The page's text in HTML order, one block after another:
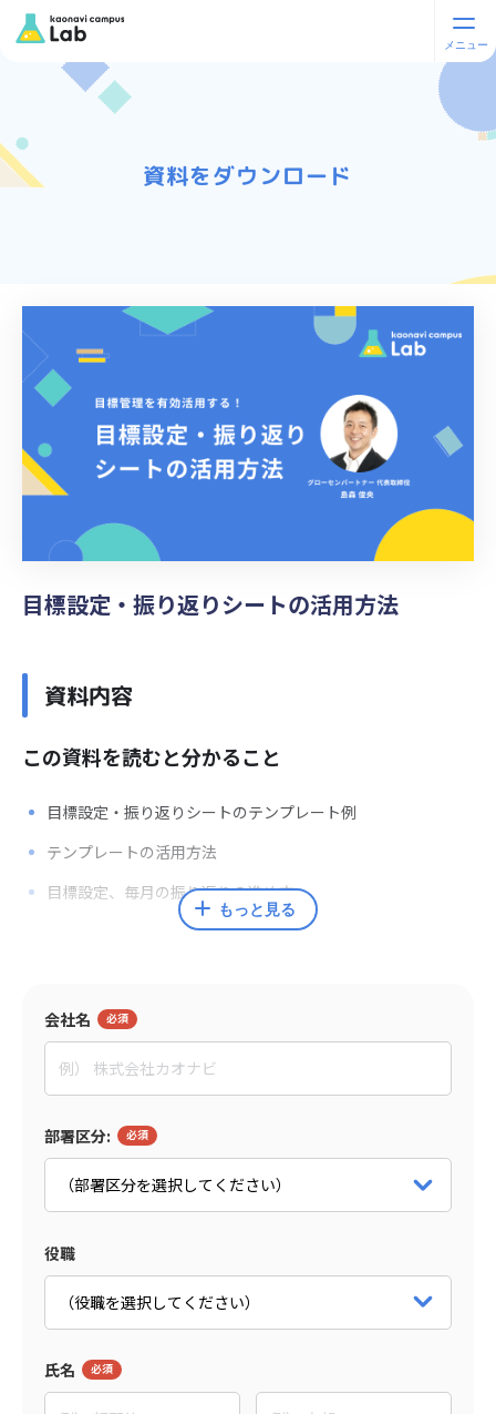
資料をダウンロード
目標設定・振り返りシートの活用方法
資料内容
この資料を読むと分かること
目標設定・振り返りシートのテンプレート例
テンプレートの活用方法
目標設定、毎月の振り返りの進め方
島森 俊央
グローセンパートナー
もっと見る
会社名
部署区分:
役職
氏名